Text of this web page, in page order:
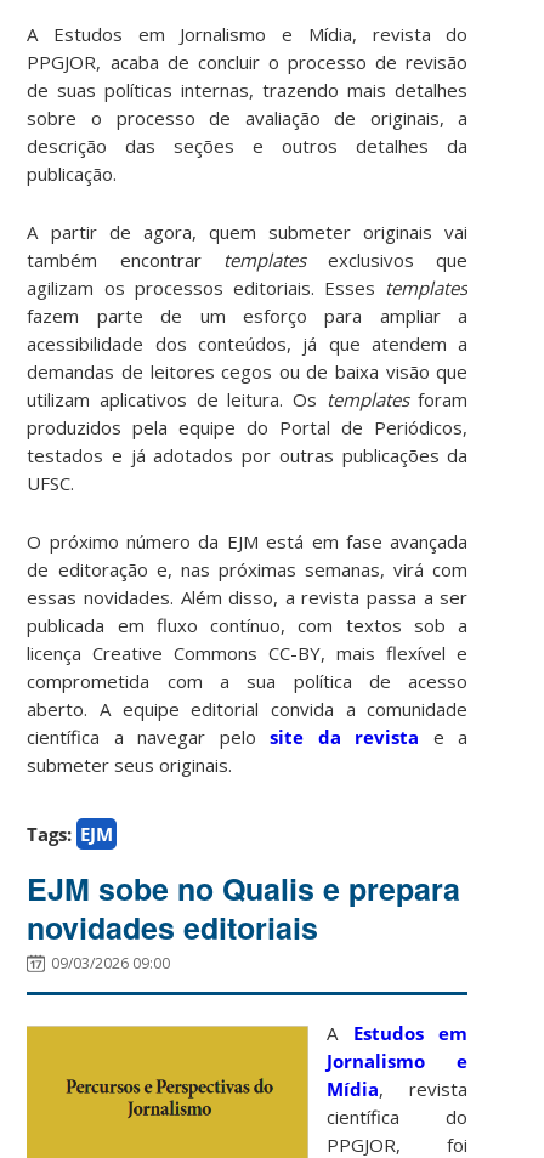
A Estudos em Jornalismo e Mídia, revista do
PPGJOR, acaba de concluir o processo de revisão
de suas políticas internas, trazendo mais detalhes
sobre o processo de avaliação de originais, a
descrição das seções e outros detalhes da
publicação.
A partir de agora, quem submeter originais vai
também encontrar templatesexclusivos que
agilizam os processos editoriais. Esses templates
fazem parte de um esforço para ampliar a
acessibilidade dos conteúdos, já que atendem a
demandas de leitores cegos ou de baixa visão que
utilizam aplicativos de leitura. Os templatesforam
produzidos pela equipe do Portal de Periódicos,
testados e já adotados por outras publicações da
UFSC.
O próximo número da EJM está em fase avançada
de editoração e, nas próximas semanas, virá com
essas novidades. Além disso, a revista passa a ser
publicada em fluxo contínuo, com textos sob a
licença Creative Commons CC-BY, mais flexível e
comprometida com a sua política de acesso
aberto. A equipe editorial convida a comunidade
científica a navegar pelosite da revista e a
submeter seus originais.
Tags: EJM
EJM sobe no Qualis e prepara
novidades editoriais
09/03/2026 09:00
A Estudos em
Jornalismo e
Mídia, revista
científica do
PPGJOR, foi